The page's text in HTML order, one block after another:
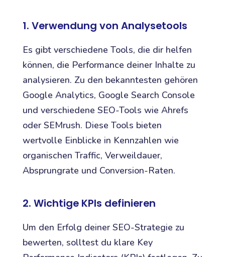
1. Verwendung von Analysetools
Es gibt verschiedene Tools, die dir helfen
können, die Performance deiner Inhalte zu
analysieren. Zu den bekanntesten gehören
Google Analytics, Google Search Console
und verschiedene SEO-Tools wie Ahrefs
oder SEMrush. Diese Tools bieten
wertvolle Einblicke in Kennzahlen wie
organischen Traffic, Verweildauer,
Absprungrate und Conversion-Raten.
2. Wichtige KPIs definieren
Um den Erfolg deiner SEO-Strategie zu
bewerten, solltest du klare Key